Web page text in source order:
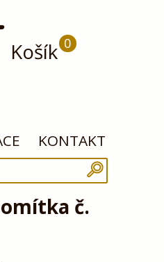
Košík 0
KONTAKT
č.